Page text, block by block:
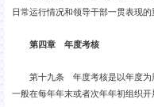
日常运行情况和领导干部一贯表现的
第四章 年度考核
第十九条 年度考核是以年度为周
一般在每年年末或者次年年初组织开